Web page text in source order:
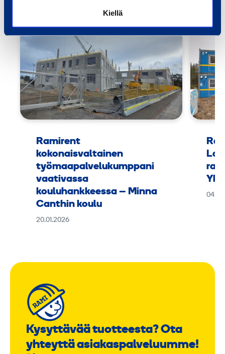
Kiellä
Ramirent
kokonaisvaltainen
työmaapalvelukumppani
vaativassa
kouluhankkeessa – Minna
Canthin koulu
20.01.2026
Kysyttävää tuotteesta? Ota
yhteyttä asiakaspalveluumme!